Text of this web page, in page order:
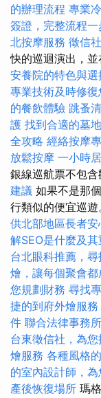
的辦理流程 專業
簽證，完整流程一
北按摩服務 徵信
快的巡迴演出，並
安養院的特色與
專業技術及時修
的餐飲體驗 跳蚤
護 找到合適的墓
全攻略 經絡按摩
放鬆按摩 一小時
銀線巡航票不包含
建議 如果不是那
行類似的便宜巡
供北部地區長者
解SEO是什麼及其
台北眼科推薦，
燴，讓每個聚會
您規劃財務 尋找
捷的到府外燴服
件 聯合法律事務
台東徵信社，為
燴服務 各種風格
的室內設計師，
產後恢復場所 瑪